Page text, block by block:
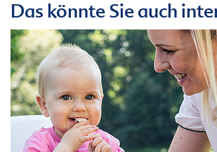
Das könnte Sie auch